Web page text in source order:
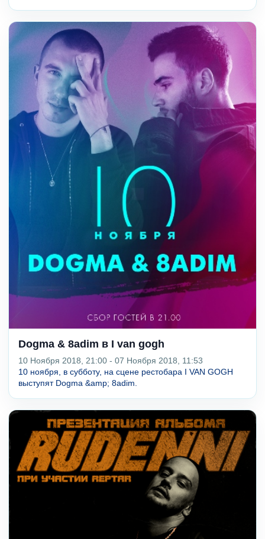
Dogma & 8adim в I van gogh
10 Ноября 2018, 21:00 - 07 Ноября 2018, 11:53
10 ноября, в субботу, на сцене рестобара I VAN GOGH
выступят Dogma &amp; 8adim.